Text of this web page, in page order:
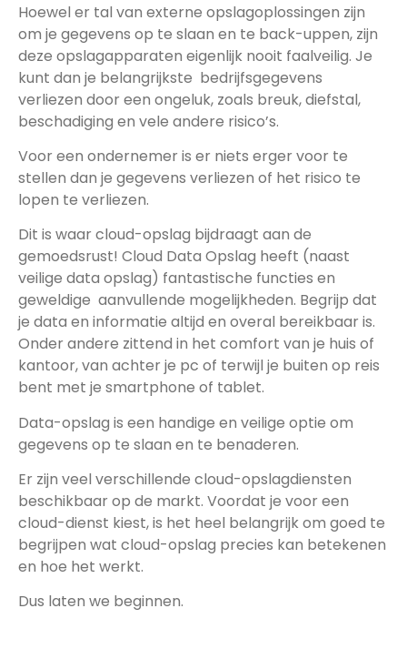
Hoewel er tal van externe opslagoplossingen zijn
om je gegevens op te slaan en te back-uppen, zijn
deze opslagapparaten eigenlijk nooit faalveilig. Je
kunt dan je belangrijkste bedrijfsgegevens
verliezen door een ongeluk, zoals breuk, diefstal,
beschadiging en vele andere risico’s.
Voor een ondernemer is er niets erger voor te
stellen dan je gegevens verliezen of het risico te
lopen te verliezen.
Dit is waar cloud-opslag bijdraagt aan de
gemoedsrust! Cloud Data Opslag heeft (naast
veilige data opslag) fantastische functies en
geweldige aanvullende mogelijkheden. Begrijp dat
je data en informatie altijd en overal bereikbaar is.
Onder andere zittend in het comfort van je huis of
kantoor, van achter je pc of terwijl je buiten op reis
bent met je smartphone of tablet.
Data-opslag is een handige en veilige optie om
gegevens op te slaan en te benaderen.
Er zijn veel verschillende cloud-opslagdiensten
beschikbaar op de markt. Voordat je voor een
cloud-dienst kiest, is het heel belangrijk om goed te
begrijpen wat cloud-opslag precies kan betekenen
en hoe het werkt.
Dus laten we beginnen.